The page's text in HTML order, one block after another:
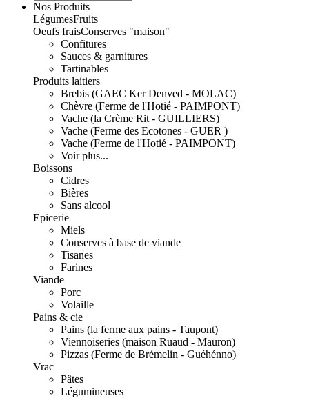
Nos Produits
LégumesFruits
Oeufs fraisConserves "maison"
Confitures
Sauces & garnitures
Tartinables
Produits laitiers
Brebis (GAEC Ker Denved - MOLAC)
Chèvre (Ferme de l'Hotié - PAIMPONT)
Vache (la Crème Rit - GUILLIERS)
Vache (Ferme des Ecotones - GUER )
Vache (Ferme de l'Hotié - PAIMPONT)
Voir plus...
Boissons
Cidres
Bières
Sans alcool
Epicerie
Miels
Conserves à base de viande
Tisanes
Farines
Viande
Porc
Volaille
Pains & cie
Pains (la ferme aux pains - Taupont)
Viennoiseries (maison Ruaud - Mauron)
Pizzas (Ferme de Brémelin - Guéhénno)
Vrac
Pâtes
Légumineuses